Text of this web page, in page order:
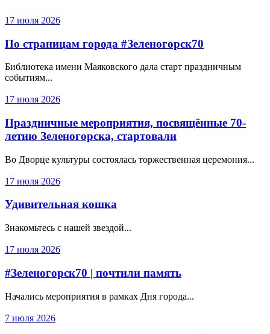
17 июля 2026
По страницам города #Зеленогорск70
Библиотека имени Маяковского дала старт праздничным
событиям...
17 июля 2026
Праздничные мероприятия, посвящённые 70-
летию Зеленогорска, стартовали
Во Дворце культуры состоялась торжественная церемония...
17 июля 2026
Удивительная кошка
Знакомьтесь с нашей звездой...
17 июля 2026
#Зеленогорск70 | почтили память
Начались мероприятия в рамках Дня города...
7 июля 2026